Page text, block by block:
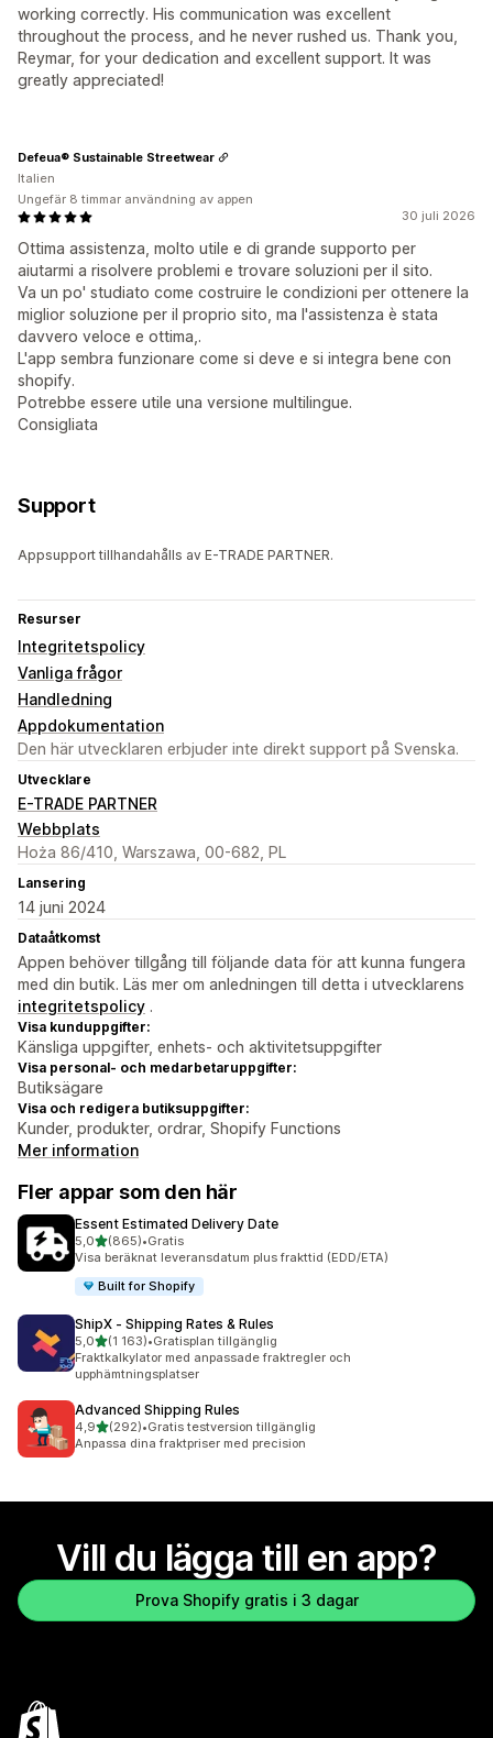
working correctly. His communication was excellent
throughout the process, and he never rushed us. Thank you,
Reymar, for your dedication and excellent support. It was
greatly appreciated!
30 juli 2026
Ottima assistenza, molto utile e di grande supporto per
aiutarmi a risolvere problemi e trovare soluzioni per il sito.
Va un po' studiato come costruire le condizioni per ottenere la
miglior soluzione per il proprio sito, ma l'assistenza è stata
davvero veloce e ottima,.
L'app sembra funzionare come si deve e si integra bene con
shopify.
Potrebbe essere utile una versione multilingue.
Consigliata
Defeua® Sustainable Streetwear
Italien
Ungefär 8 timmar användning av appen
Support
Appsupport tillhandahålls av E-TRADE PARTNER.
Resurser
Integritetspolicy
Vanliga frågor
Handledning
Appdokumentation
Den här utvecklaren erbjuder inte direkt support på Svenska.
Utvecklare
E-TRADE PARTNER
Webbplats
Hoża 86/410, Warszawa, 00-682, PL
Lansering
14 juni 2024
Dataåtkomst
Appen behöver tillgång till följande data för att kunna fungera
med din butik. Läs mer om anledningen till detta i utvecklarens
integritetspolicy .
Visa kunduppgifter:
Känsliga uppgifter, enhets- och aktivitetsuppgifter
Visa personal- och medarbetaruppgifter:
Butiksägare
Visa och redigera butiksuppgifter:
Kunder, produkter, ordrar, Shopify Functions
Mer information
Fler appar som den här
Essent Estimated Delivery Date
5,0av 5 stjärnor
(865)
865 recensioner totalt
•Gratis
Visa beräknat leveransdatum plus frakttid (EDD/ETA)
Built for Shopify
ShipX ‑ Shipping Rates & Rules
5,0av 5 stjärnor
(1 163)
1163 recensioner totalt
•Gratisplan tillgänglig
Fraktkalkylator med anpassade fraktregler och
upphämtningsplatser
Advanced Shipping Rules
4,9av 5 stjärnor
(292)
292 recensioner totalt
•Gratis testversion tillgänglig
Anpassa dina fraktpriser med precision
Vill du lägga till en app?
Prova Shopify gratis i 3 dagar